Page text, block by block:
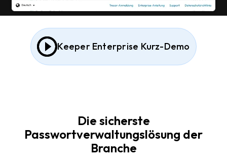
Keeper Enterprise Kurz-Demo
Die sicherste
Passwortverwaltungslösung der
Branche